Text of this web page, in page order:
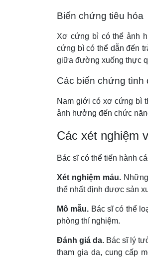
Biến chứng tiêu hóa
Xơ cứng bì có thể ảnh
cứng bì có thể dẫn đến
giữa đường xuống thực
Các biến chứng tình
Nam giới có xơ cứng bì
ảnh hưởng đến chức
Các xét nghiệm
Bác sĩ có thể tiến hành
Xét nghiệm máu.
thể nhất định được sản
Mô mẫu. Bác sĩ có thể
phòng thí nghiệm.
Đánh giá da. Bác sĩ lý
tham gia da, cung cấp